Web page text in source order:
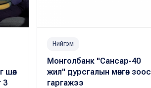
шөл
3
Нийгэм
Монголбанк "Сансар-40
жил" дурсгалын мөнгөн зоос
гаргажээ